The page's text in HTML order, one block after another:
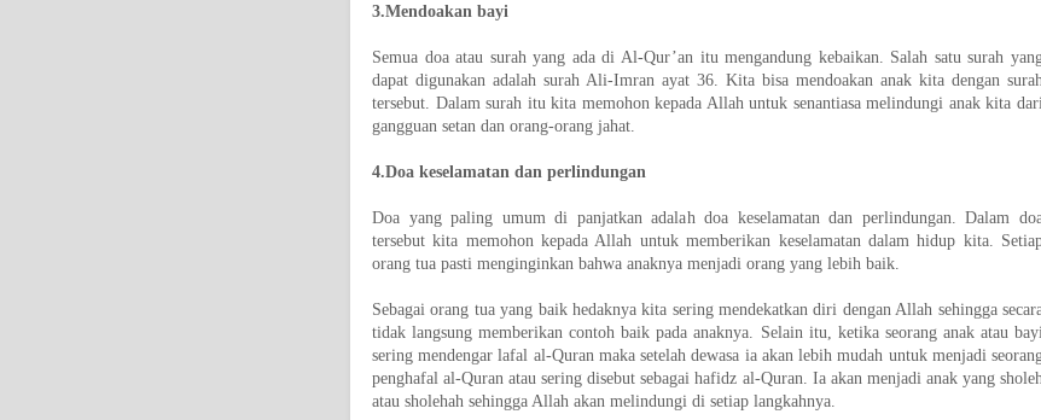
3.Mendoakan bayi
Semua doa atau surah yang ada di Al-Qur’an itu mengandung kebaikan. Salah satu surah
dapat digunakan adalah surah Ali-Imran ayat 36. Kita bisa mendoakan anak kita dengan surah
tersebut. Dalam surah itu kita memohon kepada Allah untuk senantiasa melindungi anak kita dari
gangguan setan dan orang-orang jahat.
4.Doa keselamatan dan perlindungan
Doa yang paling umum di panjatkan adalah doa keselamatan dan perlindungan. Dalam
tersebut kita memohon kepada Allah untuk memberikan keselamatan dalam hidup kita.
orang tua pasti menginginkan bahwa anaknya menjadi orang yang lebih baik.
Sebagai orang tua yang baik hedaknya kita sering mendekatkan diri dengan Allah sehingga
tidak langsung memberikan contoh baik pada anaknya. Selain itu, ketika seorang anak atau bayi
sering mendengar lafal al-Quran maka setelah dewasa ia akan lebih mudah untuk menjadi
penghafal al-Quran atau sering disebut sebagai hafidz al-Quran. Ia akan menjadi anak yang sholeh
atau sholehah sehingga Allah akan melindungi di setiap langkahnya.